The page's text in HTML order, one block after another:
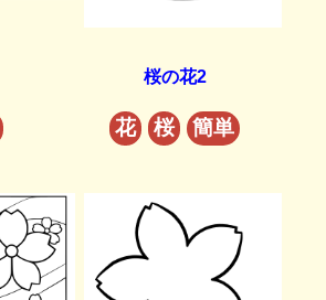
桜の花2
花 桜 簡単